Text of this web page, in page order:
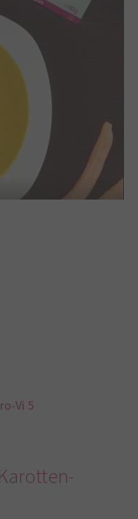
Vi 5